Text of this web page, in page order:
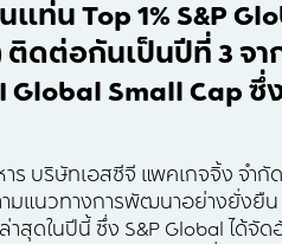
แท่น Top 1% S&P
ติดต่อกันเป็นปีที่ 3 จ
Global Small Cap
บริษัทเอสซีจี แพคเกจจิ้ง จำกั
มแนวทางการพัฒนาอย่างยั่งยื
าสุดในปีนี้ ซึ่ง S&P Global ได้จั